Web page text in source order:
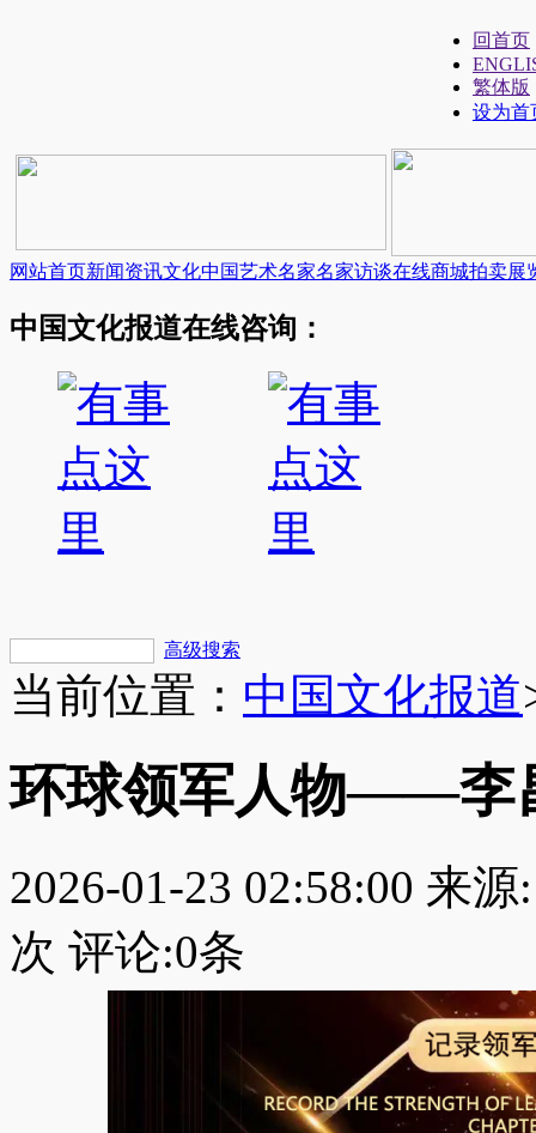
回首页
繁体版
设为首
网站首页新闻资讯文化中国艺术名家名家访谈在线商城拍卖展
中国文化报道在线咨询：
高级搜索
当前位置： 中国文化报道
环球领军人物——李
2026-01-23 02:58:00 来源:
次 评论:0条